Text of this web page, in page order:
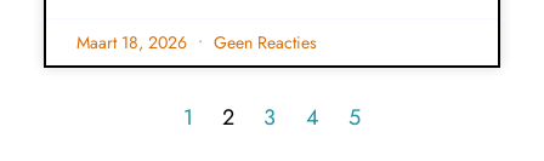
Maart 18, 2026 Geen Reacties
1 2 3 4 5